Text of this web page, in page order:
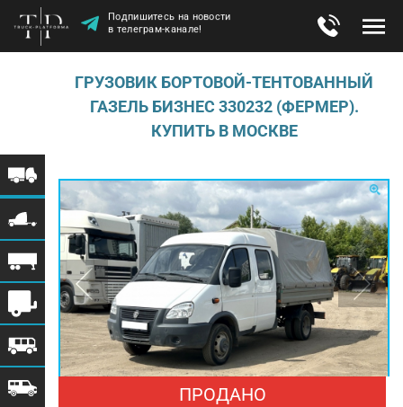
Подпишитесь на новости
в телеграм-канале!
ГРУЗОВИК БОРТОВОЙ-ТЕНТОВАННЫЙ
ГАЗЕЛЬ БИЗНЕС 330232 (ФЕРМЕР).
КУПИТЬ В МОСКВЕ
ПРОДАНО